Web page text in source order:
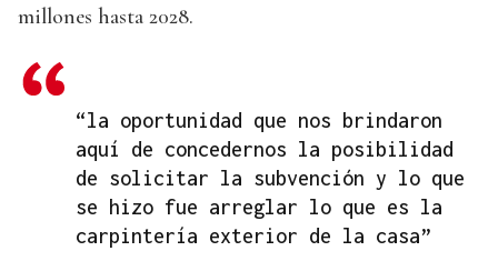
millones hasta 2028.
“la oportunidad que nos brindaron
aquí de concedernos la posibilidad
de solicitar la subvención y lo que
se hizo fue arreglar lo que es la
carpintería exterior de la casa”